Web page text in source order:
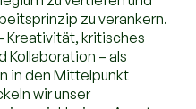
zu verankern.
Kreativität, kritisches
Kollaboration – als
in den Mittelpunkt
wir unser